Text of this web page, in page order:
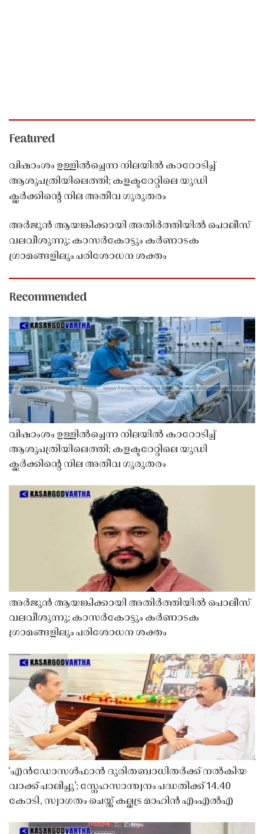
Featured
വിഷാംശം ഉള്ളിൽച്ചെന്ന നിലയിൽ കാറോടിച്ച്
ആശുപത്രിയിലെത്തി; കളക്ടറേറ്റിലെ യുഡി
ക്ലർക്കിൻ്റെ നില അതീവ ഗുരുതരം
അർജുൻ ആയങ്കിക്കായി അതിർത്തിയിൽ പൊലീസ്
വലവീശുന്നു; കാസർകോട്ടും കർണാടക
ഗ്രാമങ്ങളിലും പരിശോധന ശക്തം
Recommended
വിഷാംശം ഉള്ളിൽച്ചെന്ന നിലയിൽ കാറോടിച്ച്
ആശുപത്രിയിലെത്തി; കളക്ടറേറ്റിലെ യുഡി
ക്ലർക്കിൻ്റെ നില അതീവ ഗുരുതരം
അർജുൻ ആയങ്കിക്കായി അതിർത്തിയിൽ പൊലീസ്
വലവീശുന്നു; കാസർകോട്ടും കർണാടക
ഗ്രാമങ്ങളിലും പരിശോധന ശക്തം
‘എൻഡോസൾഫാൻ ദുരിതബാധിതർക്ക് നൽകിയ
വാക്ക് പാലിച്ചു’; സ്നേഹസാന്ത്വനം പദ്ധതിക്ക് 14.40
കോടി, സ്വാഗതം ചെയ്ത് കല്ലട്ര മാഹിൻ എംഎൽഎ